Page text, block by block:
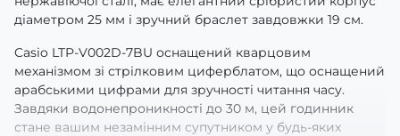
діаметром 25 мм і зручний браслет завдовжки 19 см.
Casio LTP-V002D-7BU оснащений кварцовим
механізмом зі стрілковим циферблатом, що оснащений
арабськими цифрами для зручності читання часу.
Завдяки водонепроникності до 30 м, цей годинник
стане вашим незамінним супутником у будь-яких